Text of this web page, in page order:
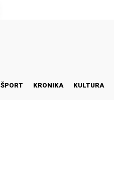
ŠPORT KRONIKA KULTURA